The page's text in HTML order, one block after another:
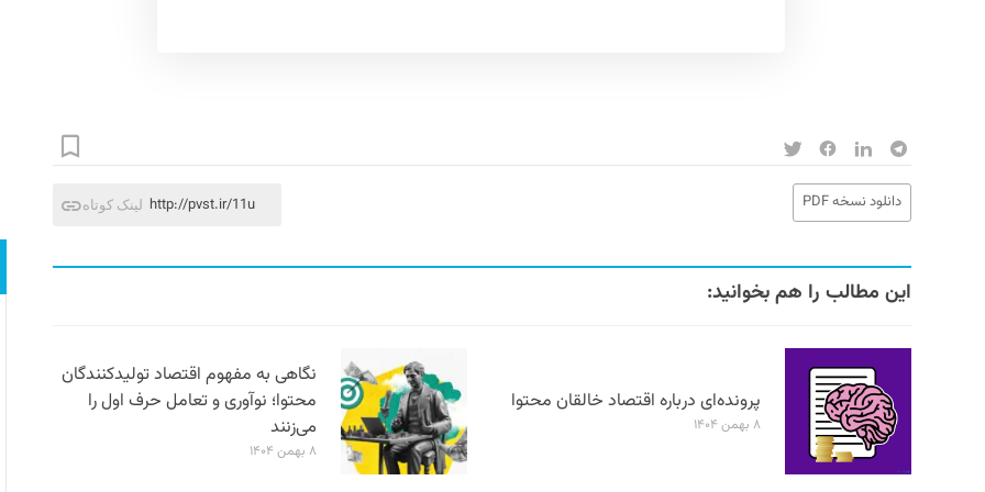
دانلود نسخه PDF لینک کوتاه http://pvst.ir/11u
این مطالب را هم بخوانید:
پرونده‌ای درباره اقتصاد خالقان محتوا
۸ بهمن ۱۴۰۴
نگاهی به مفهوم اقتصاد تولیدکنندگان
محتوا؛ نوآوری و تعامل حرف اول را
می‌زنند
۸ بهمن ۱۴۰۴